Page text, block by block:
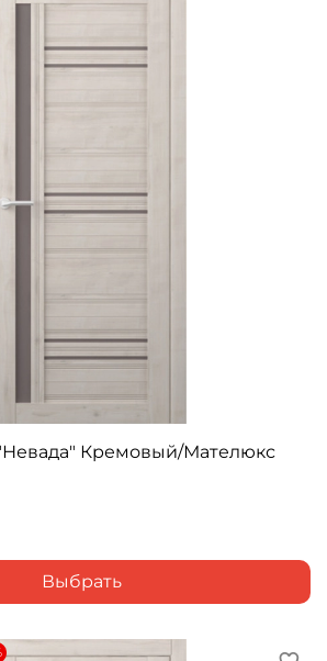
Кремовый/Мателюкс
Выбрать